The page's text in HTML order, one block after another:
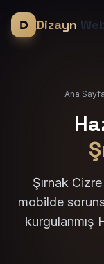
Dizayn
Ana Sayfa
Şırnak
mobilde
kurgulanmış